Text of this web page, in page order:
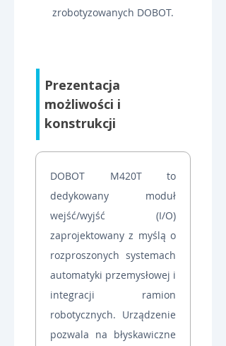
zrobotyzowanych DOBOT.
Prezentacja
możliwości i
konstrukcji
DOBOT M420T to
dedykowany moduł
wejść/wyjść (I/O)
zaprojektowany z myślą o
rozproszonych systemach
automatyki przemysłowej i
integracji ramion
robotycznych. Urządzenie
pozwala na błyskawiczne